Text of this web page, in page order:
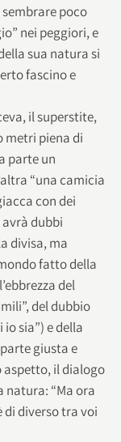
poco
nei peggiori, e
sua natura si
fascino e
il superstite,
metri piena di
parte un
“una camicia
con dei
dubbi
divisa, ma
fatto della
del
del dubbio
sia”) e della
giusta e
aspetto, il dialogo
natura: “Ma ora
di diverso tra voi